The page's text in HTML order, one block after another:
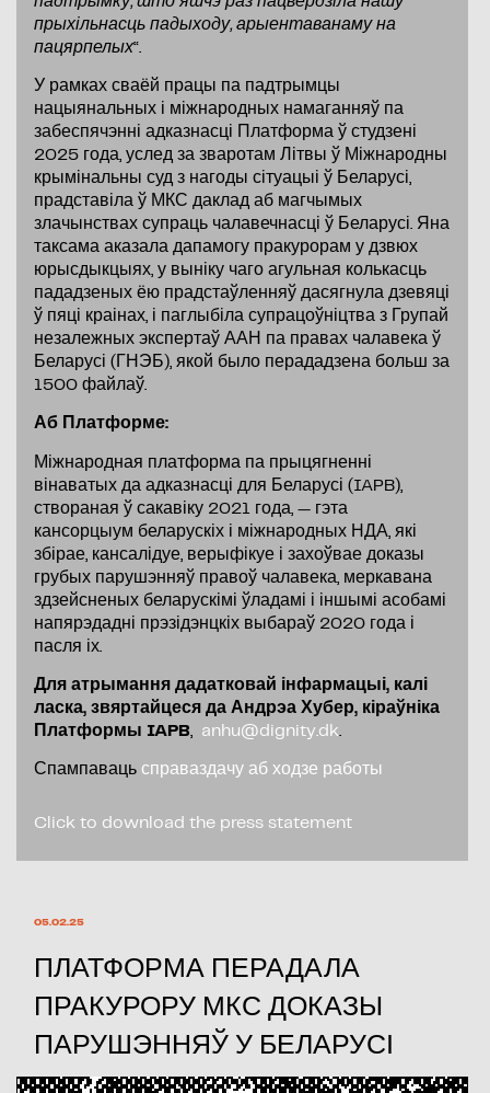
прыхільнасць падыходу, арыентаванаму на
пацярпелых“.
У рамках сваёй працы па падтрымцы
нацыянальных і міжнародных намаганняў па
забеспячэнні адказнасці Платформа ў студзені
2025 года, услед за зваротам Літвы ў Міжнародны
крымінальны суд з нагоды сітуацыі ў Беларусі,
прадставіла ў МКС даклад аб магчымых
злачынствах супраць чалавечнасці ў Беларусі. Яна
таксама аказала дапамогу пракурорам у дзвюх
юрысдыкцыях, у выніку чаго агульная колькасць
пададзеных ёю прадстаўленняў дасягнула дзевяці
ў пяці краінах, і паглыбіла супрацоўніцтва з Групай
незалежных экспертаў ААН па правах чалавека ў
Беларусі (ГНЭБ), якой было перададзена больш за
1500 файлаў.
Аб Платформе:
Міжнародная платформа па прыцягненні
вінаватых да адказнасці для Беларусі (IAPB),
створаная ў сакавіку 2021 года, — гэта
кансорцыум беларускіх і міжнародных НДА, які
збірае, кансалідуе, верыфікуе і захоўвае доказы
грубых парушэнняў правоў чалавека, меркавана
здзейсненых беларускімі ўладамі і іншымі асобамі
напярэдадні прэзідэнцкіх выбараў 2020 года і
пасля іх.
Для атрымання дадатковай інфармацыі, калі
ласка, звяртайцеся да Андрэа Хубер, кіраўніка
Платформы IAPB, anhu@dignity.dk.
Спампаваць справаздачу аб ходзе работы
Click to download the press statement
05.02.25
ПЛАТФОРМА ПЕРАДАЛА
ПРАКУРОРУ МКС ДОКАЗЫ
ПАРУШЭННЯЎ У БЕЛАРУСІ